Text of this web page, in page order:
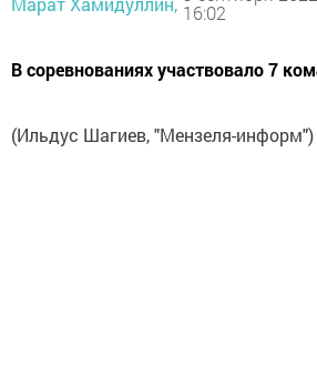
16:02
В соревнованиях участвовало 7
(Ильдус Шагиев, "Мензеля-информ")